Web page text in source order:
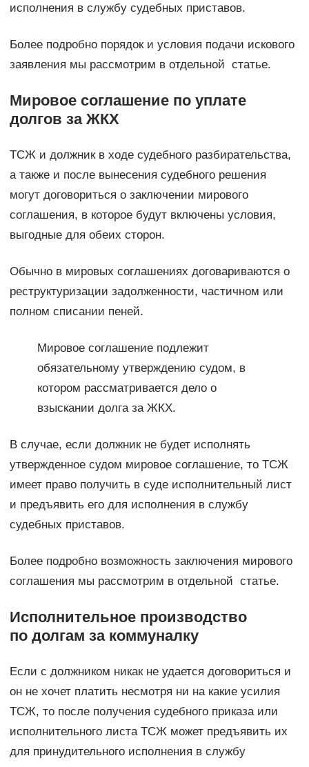
исполнения в службу судебных приставов.
Более подробно порядок и условия подачи искового
заявления мы рассмотрим в отдельной статье.
Мировое соглашение по уплате
долгов за ЖКХ
ТСЖ и должник в ходе судебного разбирательства,
а также и после вынесения судебного решения
могут договориться о заключении мирового
соглашения, в которое будут включены условия,
выгодные для обеих сторон.
Обычно в мировых соглашениях договариваются о
реструктуризации задолженности, частичном или
полном списании пеней.
Мировое соглашение подлежит
обязательному утверждению судом, в
котором рассматривается дело о
взыскании долга за ЖКХ.
В случае, если должник не будет исполнять
утвержденное судом мировое соглашение, то ТСЖ
имеет право получить в суде исполнительный лист
и предъявить его для исполнения в службу
судебных приставов.
Более подробно возможность заключения мирового
соглашения мы рассмотрим в отдельной статье.
Исполнительное производство
по долгам за коммуналку
Если с должником никак не удается договориться и
он не хочет платить несмотря ни на какие усилия
ТСЖ, то после получения судебного приказа или
исполнительного листа ТСЖ может предъявить их
для принудительного исполнения в службу